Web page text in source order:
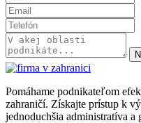
Pomáhame podnikateľom
zahraničí. Získajte prístup k
jednoduchšia administratíva a